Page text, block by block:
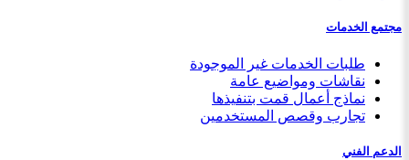
مجتمع الخدمات
طلبات الخدمات غير الموجودة
نقاشات ومواضيع عامة
نماذج أعمال قمت بتنفيذها
تجارب وقصص المستخدمين
الدعم الفني